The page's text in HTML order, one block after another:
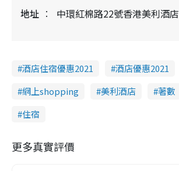
地址 中環紅棉路22號香港美利酒店
酒店住宿優惠2021
酒店優惠2021
網上shopping
美利酒店 著數
住宿
更多真實評價